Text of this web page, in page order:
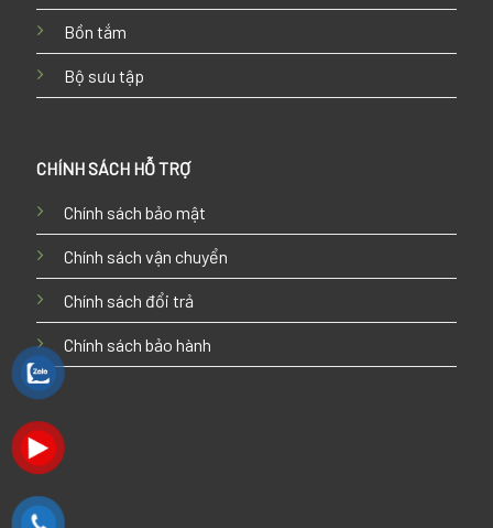
Bồn tắm
Bộ sưu tập
CHÍNH SÁCH HỖ TRỢ
Chính sách bảo mật
Chính sách vận chuyển
Chính sách đổi trả
Chính sách bảo hành